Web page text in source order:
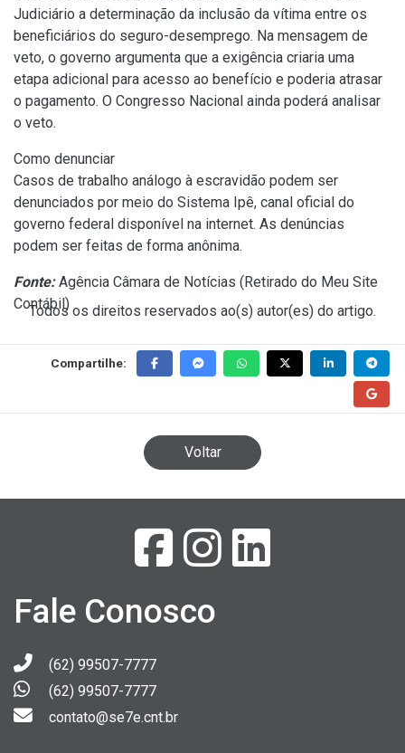
Judiciário a determinação da inclusão da vítima entre os
beneficiários do seguro-desemprego. Na mensagem de
veto, o governo argumenta que a exigência criaria uma
etapa adicional para acesso ao benefício e poderia atrasar
o pagamento. O Congresso Nacional ainda poderá analisar
o veto.
Como denunciar
Casos de trabalho análogo à escravidão podem ser
denunciados por meio do Sistema Ipê, canal oficial do
governo federal disponível na internet. As denúncias
podem ser feitas de forma anônima.
Fonte:Agência Câmara de Notícias (Retirado do Meu Site
Contábil)
Todos os direitos reservados ao(s) autor(es) do artigo.
Compartilhe:
Voltar
Fale Conosco
(62) 99507-7777
(62) 99507-7777
contato@se7e.cnt.br